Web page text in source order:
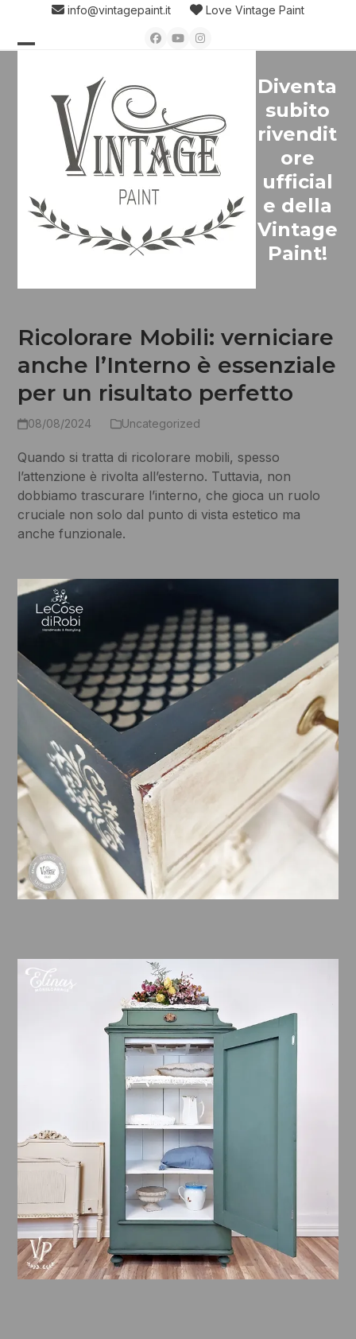
content
info@vintagepaint.it Love Vintage Paint
Facebook
YouTubeInstagram
menu
menu
Ricolorare Mobili: verniciare
anche l’Interno è essenziale
per un risultato perfetto
08/08/2024 Uncategorized
Quando si tratta di ricolorare mobili, spesso
l’attenzione è rivolta all’esterno. Tuttavia, non
dobbiamo trascurare l’interno, che gioca un ruolo
cruciale non solo dal punto di vista estetico ma
anche funzionale.
Diventa
subito
rivendit
ore
ufficial
e della
Vintage
Paint!